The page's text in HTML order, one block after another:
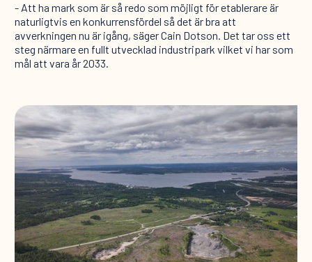
- Att ha mark som är så redo som möjligt för etablerare är
naturligtvis en konkurrensfördel så det är bra att
avverkningen nu är igång, säger Cain Dotson. Det tar oss ett
steg närmare en fullt utvecklad industripark vilket vi har som
mål att vara år 2033.